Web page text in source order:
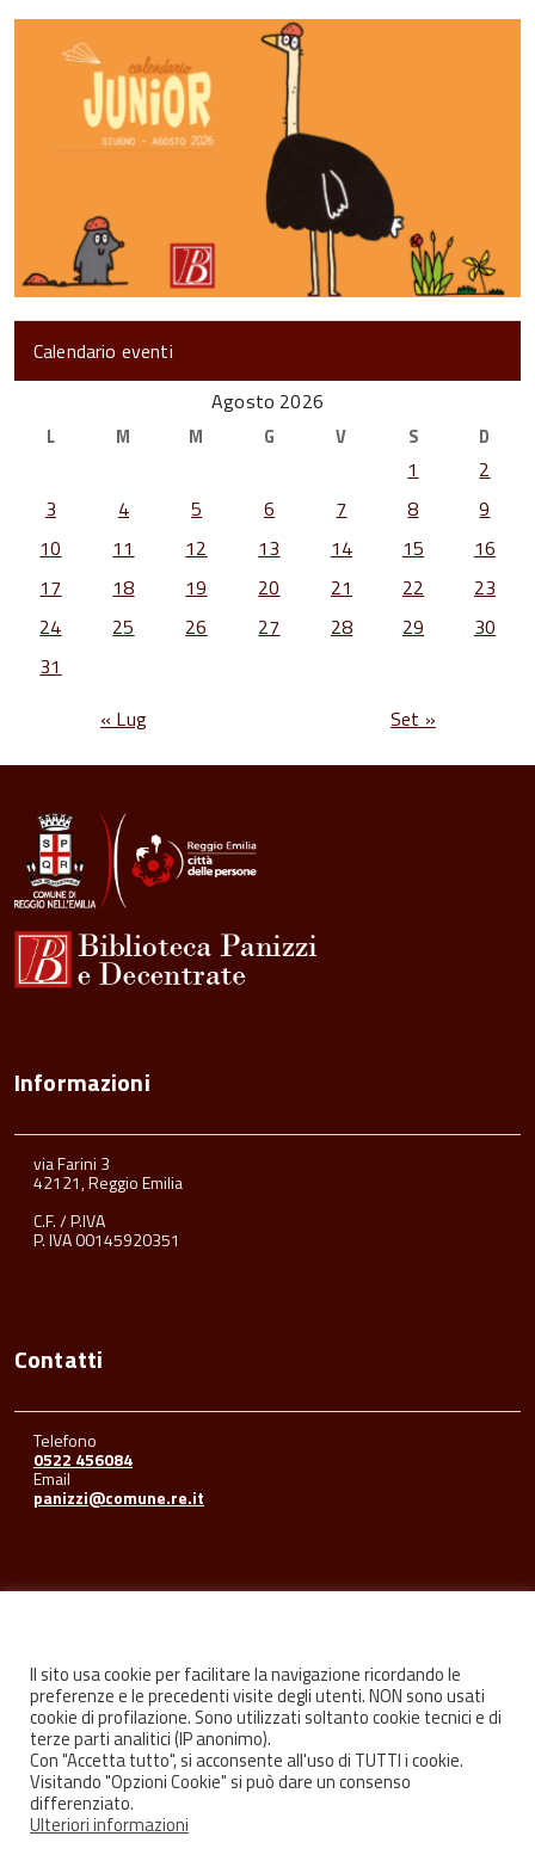
Calendario eventi
Agosto 2026
L M M G V S D
1
2
3
4 5 6 7 8
9
10
11 12 13 14 15
16
17
18 19 20 21 22
23
24
25 26 27 28 29
30
31
« Lug
Set »
Informazioni
via Farini 3
42121, Reggio Emilia
C.F. / P.IVA
P. IVA 00145920351
Contatti
Telefono
0522 456084
Email
panizzi@comune.re.it
FacebookYoutubeInstagram
Il sito usa cookie per facilitare la navigazione ricordando le
preferenze e le precedenti visite degli utenti. NON sono usati
cookie di profilazione. Sono utilizzati soltanto cookie tecnici e di
terze parti analitici (IP anonimo).
Con "Accetta tutto", si acconsente all'uso di TUTTI i cookie.
Visitando "Opzioni Cookie" si può dare un consenso
differenziato.
Ulteriori informazioni